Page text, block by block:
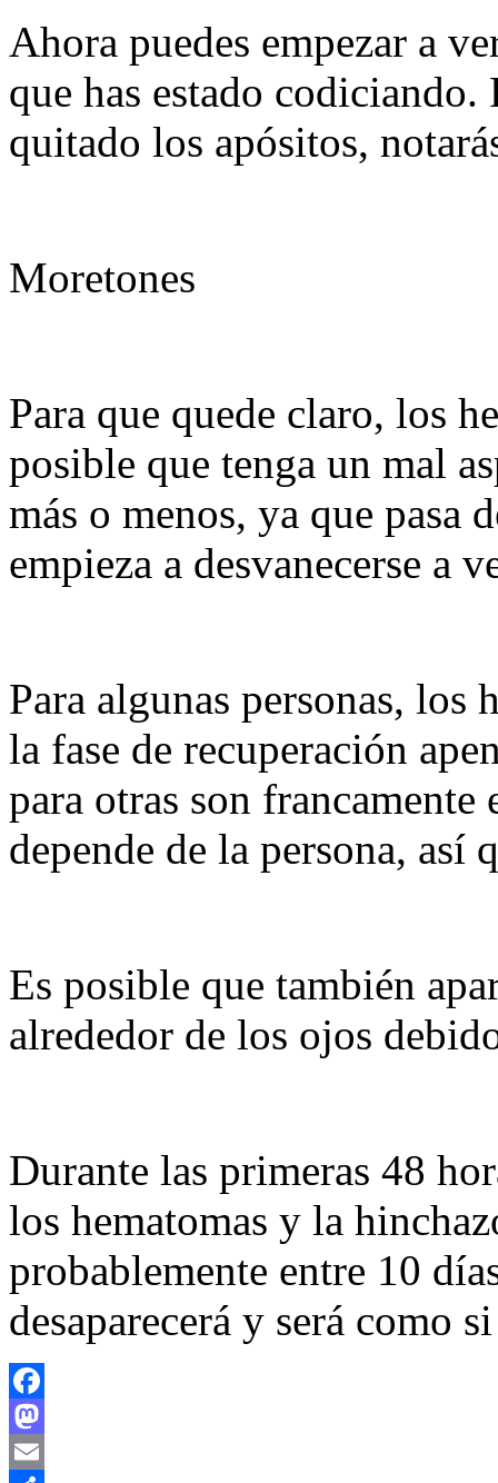
Ahora puedes empezar a
que has estado codiciando.
quitado los apósitos,
Moretones
Para que quede claro, los
posible que tenga un mal
más o menos, ya que pasa
empieza a desvanecerse a
Para algunas personas, los
la fase de recuperación
para otras son
depende de la persona, así
Es posible que también
alrededor de los ojos
Durante las primeras 48
los hematomas y la
probablemente entre 10
desaparecerá y será como
Facebook
Mastodon